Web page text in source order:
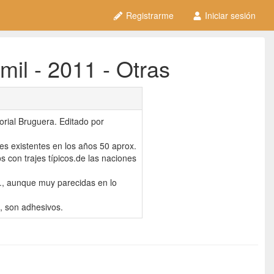
Registrarme Iniciar sesión
- 2011 - Otras
Bruguera. Editado por
existentes en los años 50 aprox.
con trajes típicos.de las naciones
aunque muy parecidas en lo
son adhesivos.